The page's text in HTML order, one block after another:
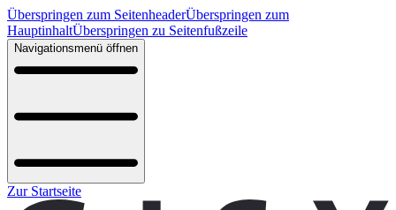
Überspringen zum SeitenheaderÜberspringen zum
HauptinhaltÜberspringen zu Seitenfußzeile
Navigationsmenü öffnen
Zur Startseite